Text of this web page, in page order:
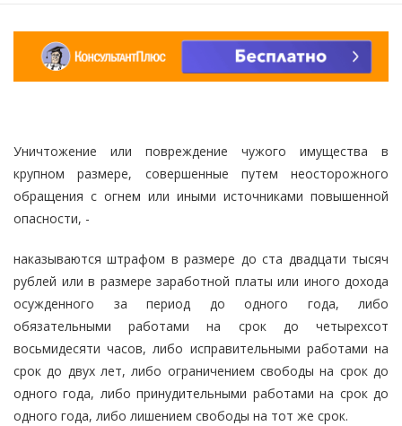
Уничтожение или повреждение чужого имущества в
крупном размере, совершенные путем неосторожного
обращения с огнем или иными источниками повышенной
опасности, -
наказываются штрафом в размере до ста двадцати тысяч
рублей или в размере заработной платы или иного дохода
осужденного за период до одного года, либо
обязательными работами на срок до четырехсот
восьмидесяти часов, либо исправительными работами на
срок до двух лет, либо ограничением свободы на срок до
одного года, либо принудительными работами на срок до
одного года, либо лишением свободы на тот же срок.